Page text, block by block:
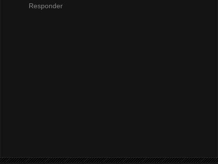
Responder